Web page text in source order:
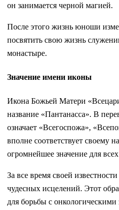
он занимается черной магией.
После этого жизнь юноши
посвятить свою жизнь
монастыре.
Значение имени иконы
Икона Божьей Матери
название «Пантанасса». В
означает «Всегоспожа»,
вполне соответствует своему
огромнейшее значение для
За все время своей
чудесных исцелений. Этот
для борьбы с